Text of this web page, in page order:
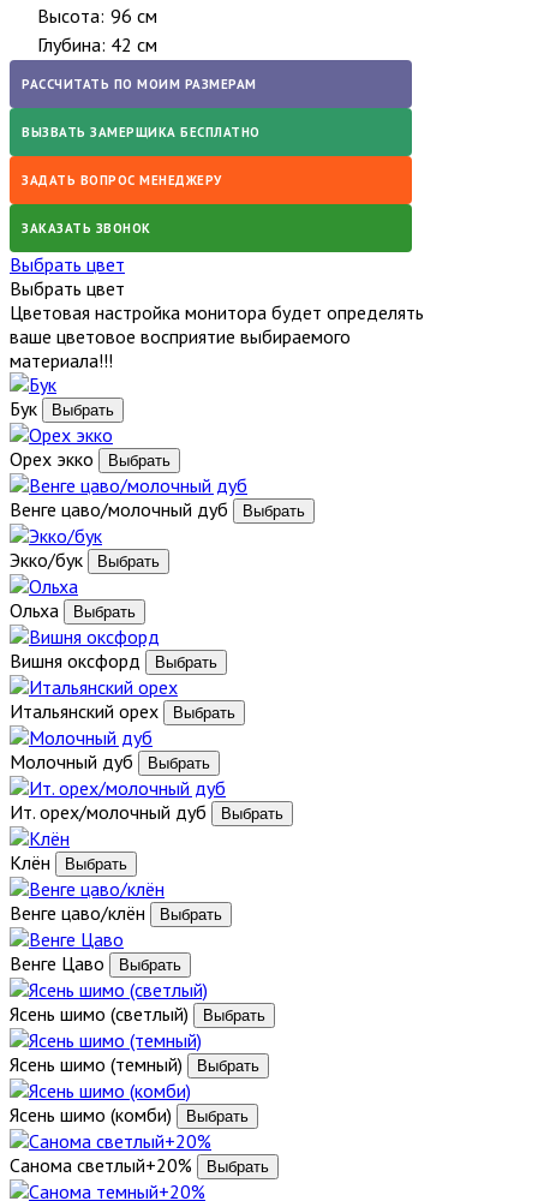
Высота: 96 см
Глубина: 42 см
РАССЧИТАТЬ ПО МОИМ РАЗМЕРАМ
ВЫЗВАТЬ ЗАМЕРЩИКА БЕСПЛАТНО
ЗАДАТЬ ВОПРОС МЕНЕДЖЕРУ
ЗАКАЗАТЬ ЗВОНОК
Выбрать цвет
Выбрать цвет
Цветовая настройка монитора будет определять
ваше цветовое восприятие выбираемого
материала!!!
Бук
Орех экко
Венге цаво/молочный дуб
Экко/бук
Ольха
Вишня оксфорд
Итальянский орех
Молочный дуб
Ит. орех/молочный дуб
Клён
Венге цаво/клён
Венге Цаво
Ясень шимо (светлый)
Ясень шимо (темный)
Ясень шимо (комби)
Санома светлый+20%